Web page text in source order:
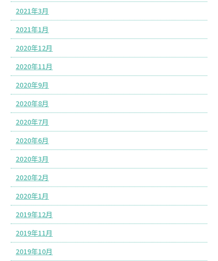
2021年3月
2021年1月
2020年12月
2020年11月
2020年9月
2020年8月
2020年7月
2020年6月
2020年3月
2020年2月
2020年1月
2019年12月
2019年11月
2019年10月